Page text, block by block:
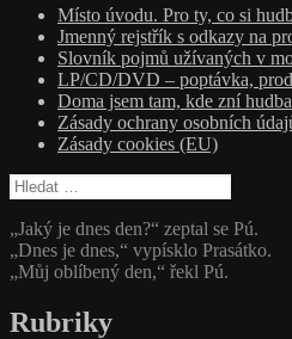
obsahu
webu
cernejpudink.cz
Hudební magazín o zapomenutých
Místo úvodu. Pro ty, co si
Jmenný rejstřík s odkazy na
Slovník pojmů užívaných v
LP/CD/DVD – poptávka,
Doma jsem tam, kde zní hudba
Zásady ochrany osobních
Zásady cookies (EU)
Vyhledávání
„Jaký je dnes den?“ zeptal se Pú.
„Dnes je dnes,“ vypísklo Prasátko.
„Můj oblíbený den,“ řekl Pú.
Rubriky